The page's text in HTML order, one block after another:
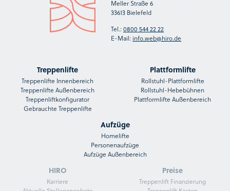
Meller Straße 6
33613 Bielefeld
Tel.:0800 544 22 22
E-Mail: info.web@hiro.de
Treppenlifte
Treppenlifte Innenbereich
Treppenlifte Außenbereich
Treppenliftkonfigurator
Gebrauchte Treppenlifte
Plattformlifte
Rollstuhl-Plattformlifte
Rollstuhl-Hebebühnen
Plattformlifte Außenbereich
Aufzüge
Homelifte
Personenaufzüge
Aufzüge Außenbereich
HIRO
Karriere
Preise
Treppenlift Finanzierung